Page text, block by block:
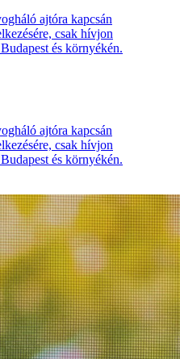
ajtóra kapcsán
csak hívjon
és környékén.
ajtóra kapcsán
csak hívjon
és környékén.